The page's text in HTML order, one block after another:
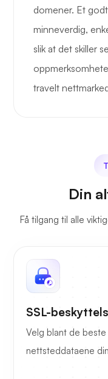
domener. Et
minneverdig,
slik at det skiller
travelt
Din
Få tilgang til alle
SSL-
Velg blant de beste
nettsteddataene